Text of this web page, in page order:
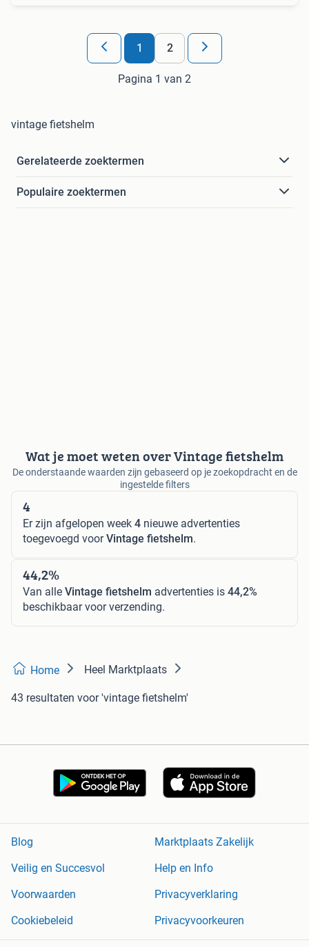
1 2
Pagina 1 van 2
vintage fietshelm
Gerelateerde zoektermen
Populaire zoektermen
Wat je moet weten over Vintage fietshelm
De onderstaande waarden zijn gebaseerd op je zoekopdracht en de
ingestelde filters
4
Er zijn afgelopen week 4 nieuwe advertenties
toegevoegd voorVintage fietshelm.
44,2%
Van alle Vintage fietshelm advertenties is 44,2%
beschikbaar voor verzending.
Home Heel Marktplaats
43 resultaten voor 'vintage fietshelm'
Blog
Marktplaats Zakelijk
Veilig en Succesvol
Help en Info
Voorwaarden
Privacyverklaring
Cookiebeleid
Privacyvoorkeuren